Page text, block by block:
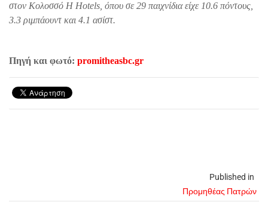
Published in
Προμηθέας Πατρών
στον Κολοσσό H Hotels, όπου σε 29 παιχνίδια είχε 10.6 πόντους,
3.3 ριμπάουντ και 4.1 ασίστ.
Πηγή και φωτό: promitheasbc.gr